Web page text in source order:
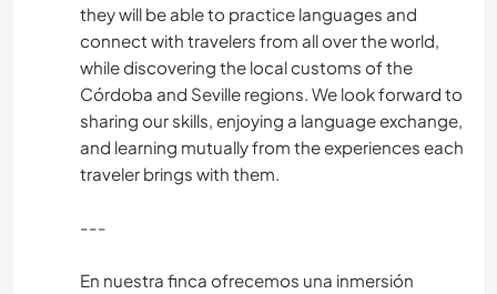
HEIMWERKEN & DIY
TIERE
LEBEN IM CAMPER-VAN
they will be able to practice languages and
connect with travelers from all over the world,
while discovering the local customs of the
Córdoba and Seville regions. We look forward to
sharing our skills, enjoying a language exchange,
and learning mutually from the experiences each
traveler brings with them.
---
​En nuestra finca ofrecemos una inmersión